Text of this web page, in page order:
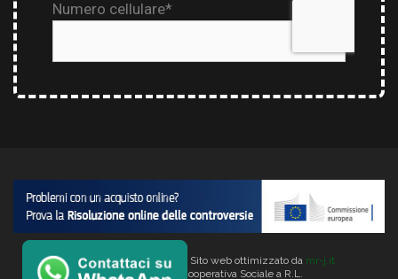
Copyright © 2026 Verlata. Sito web ottimizzato da mr-j.it
VERLATA Società Cooperativa Sociale a R.L.